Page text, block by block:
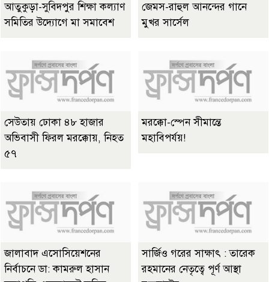
আতুকুড়া-সুবিদপুর শিক্ষা কল্যাণ
সমিতির উদ্যোগে মা সমাবেশ
জেমস-রাহুল আনন্দের গানে
মুখর সার্সেল
সেউতায় ঢোকা ৪৮ হাজার
অভিবাসী ফিরল মরক্কোয়, নিহত
৫৭
মরক্কো-স্পেন সীমান্তে
মহাবিপর্যয়!
জালাবাদ এসোসিয়েশনের
নির্বাচনে ডা: কামরুল হাসান
সার্জিও গরের সাক্ষাৎ : তারেক
রহমানের নেতৃত্বে পূর্ণ আস্থা